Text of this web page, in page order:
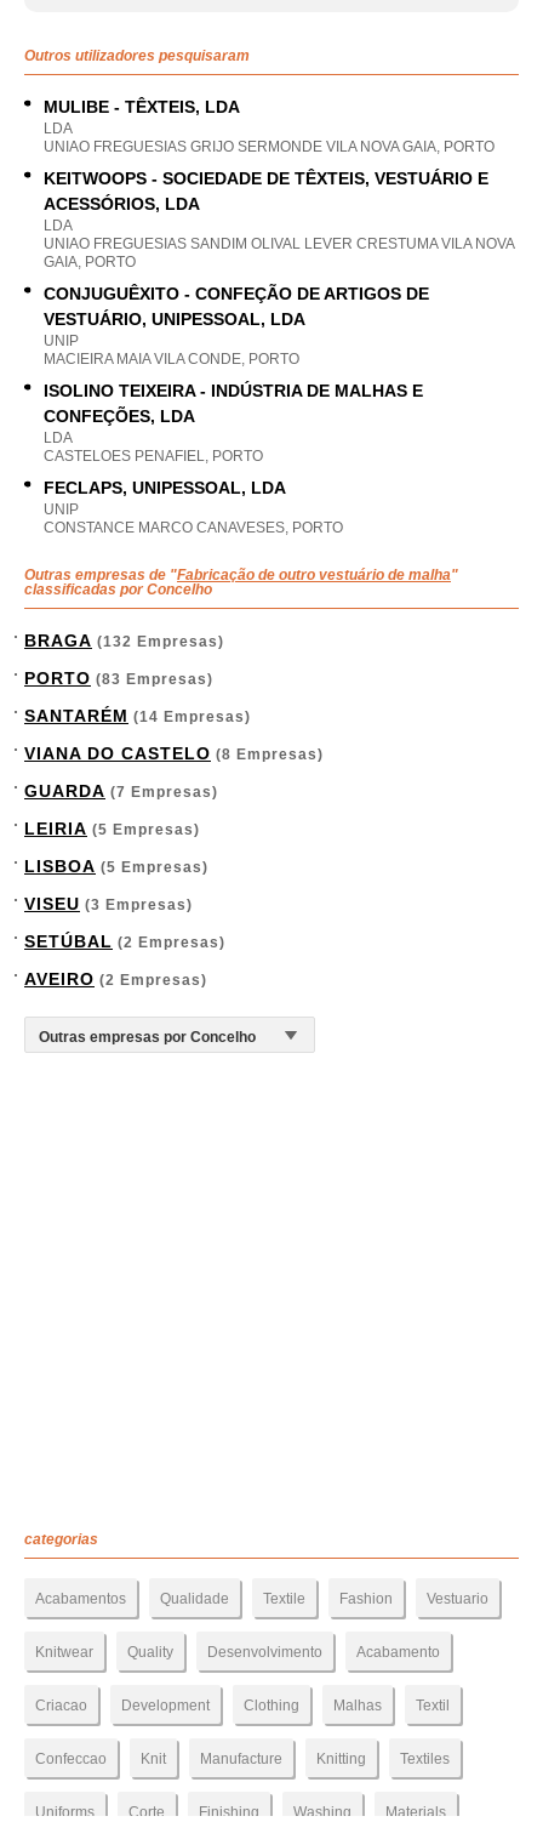
Outros utilizadores pesquisaram
MULIBE - TÊXTEIS, LDA
LDA
UNIAO FREGUESIAS GRIJO SERMONDE VILA NOVA GAIA, PORTO
KEITWOOPS - SOCIEDADE DE TÊXTEIS, VESTUÁRIO E
ACESSÓRIOS, LDA
LDA
UNIAO FREGUESIAS SANDIM OLIVAL LEVER CRESTUMA VILA NOVA
GAIA, PORTO
CONJUGUÊXITO - CONFEÇÃO DE ARTIGOS DE
VESTUÁRIO, UNIPESSOAL, LDA
UNIP
MACIEIRA MAIA VILA CONDE, PORTO
ISOLINO TEIXEIRA - INDÚSTRIA DE MALHAS E
CONFEÇÕES, LDA
LDA
CASTELOES PENAFIEL, PORTO
FECLAPS, UNIPESSOAL, LDA
UNIP
CONSTANCE MARCO CANAVESES, PORTO
Outras empresas de "Fabricação de outro vestuário de malha"
classificadas por Concelho
BRAGA (132 Empresas)
PORTO (83 Empresas)
SANTARÉM (14 Empresas)
VIANA DO CASTELO (8 Empresas)
GUARDA (7 Empresas)
LEIRIA (5 Empresas)
LISBOA (5 Empresas)
VISEU (3 Empresas)
SETÚBAL (2 Empresas)
AVEIRO (2 Empresas)
categorias
Acabamentos Qualidade Textile Fashion Vestuario
Knitwear Quality Desenvolvimento Acabamento
Criacao Development Clothing Malhas Textil
Confeccao Knit Manufacture Knitting Textiles
Uniforms Corte Finishing Washing Materials